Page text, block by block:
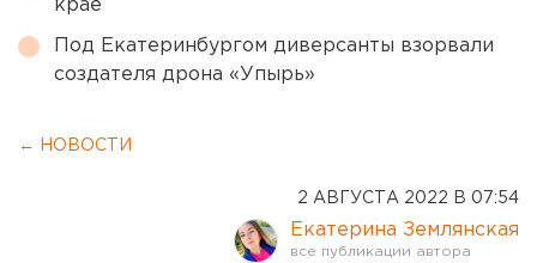
крае
Под Екатеринбургом диверсанты взорвали
создателя дрона «Упырь»
← НОВОСТИ
2 АВГУСТА 2022 В 07:54
Екатерина Землянская